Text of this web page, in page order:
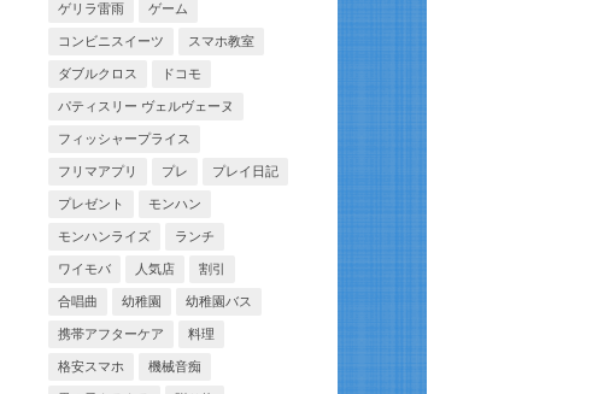
ゲリラ雷雨 ゲーム
コンビニスイーツ スマホ教室
ダブルクロス ドコモ
パティスリー ヴェルヴェーヌ
フィッシャープライス
フリマアプリ プレ プレイ日記
プレゼント モンハン
モンハンライズ ランチ
ワイモバ 人気店 割引
合唱曲 幼稚園 幼稚園バス
携帯アフターケア 料理
格安スマホ 機械音痴